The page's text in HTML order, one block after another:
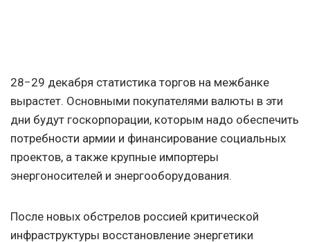
28−29 декабря статистика торгов на межбанке
вырастет. Основными покупателями валюты в эти
дни будут госкорпорации, которым надо обеспечить
потребности армии и финансирование социальных
проектов, а также крупные импортеры
энергоносителей и энергооборудования.
После новых обстрелов россией критической
инфраструктуры восстановление энергетики